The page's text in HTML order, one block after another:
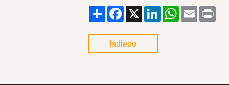
CondividiFacebook
X LinkedInWhatsApp
Email
Indietro